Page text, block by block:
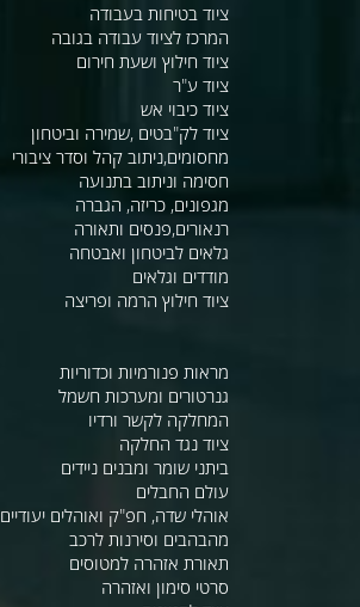
ציוד בטיחות בעבודה
המרכז לציוד עבודה בגובה
ציוד חילוץ ושעת חירום
ציוד ע"ר
ציוד כיבוי אש
ציוד לק"בטים ,שמירה וביטחון
מחסומים,ניתוב קהל וסדר ציבורי
חסימה וניתוב בתנועה
מגפונים, כריזה, הגברה
רנאורים,פנסים ותאורה
גלאים לביטחון ואבטחה
מודדים וגלאים
ציוד חילוץ הרמה ופריצה
מראות פנורמיות וכדוריות
גנרטורים ומערכות חשמל
המחלקה לקשר ורדיו
ציוד נגד החלקה
ביתני שומר ומבנים ניידים
עולם החבלים
אוהלי שדה, חפ"ק ואוהלים יעודיים
מהבהבים וסירנות לרכב
תאורת אזהרה למטוסים
סרטי סימון ואזהרה